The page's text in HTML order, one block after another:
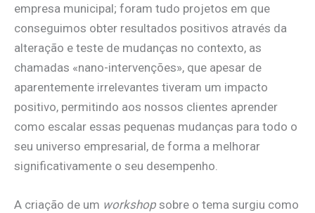
empresa municipal; foram tudo projetos em que
conseguimos obter resultados positivos através da
alteração e teste de mudanças no contexto, as
chamadas «nano-intervenções», que apesar de
aparentemente irrelevantes tiveram um impacto
positivo, permitindo aos nossos clientes aprender
como escalar essas pequenas mudanças para todo o
seu universo empresarial, de forma a melhorar
significativamente o seu desempenho.
A criação de um workshop sobre o tema surgiu como